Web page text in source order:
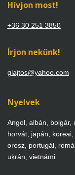
Hívjon most!
+36 30 251 3850
Írjon nekünk!
glajtos@yahoo.com
Nyelvek
Angol, albán, bolgár,
horvát, japán,
orosz, portugál,
ukrán, vietnámi